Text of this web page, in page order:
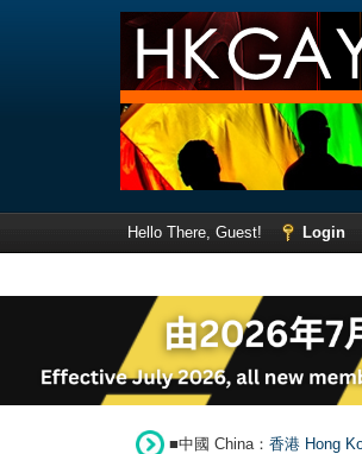
Hello There, Guest! Login
■中國 China： 香港 Hong